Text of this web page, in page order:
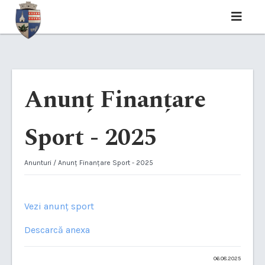
Anunț Finanțare
Sport - 2025
Anunturi / Anunț Finanțare Sport - 2025
Vezi anunț sport
Descarcă anexa
06.08.2025